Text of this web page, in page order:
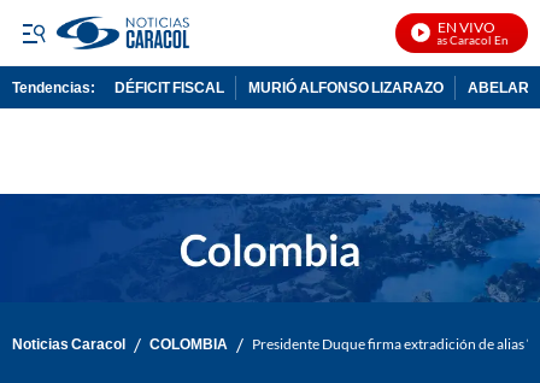
EN VIVO
Noticias Caracol En Vivo
Tendencias: DÉFICIT FISCAL MURIÓ ALFONSO LIZARAZO
Noticias Caracol / COLOMBIA / Presidente Duque firma extradición de alias